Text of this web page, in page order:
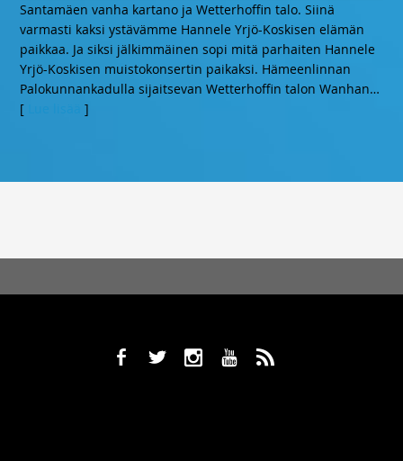
Santamäen vanha kartano ja Wetterhoffin talo. Siinä
varmasti kaksi ystävämme Hannele Yrjö-Koskisen elämän
paikkaa. Ja siksi jälkimmäinen sopi mitä parhaiten Hannele
Yrjö-Koskisen muistokonsertin paikaksi. Hämeenlinnan
Palokunnankadulla sijaitsevan Wetterhoffin talon Wanhan…
[
]
b a x r ,